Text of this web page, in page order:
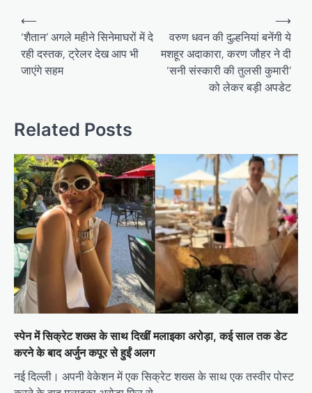
Post
navigation
⟵
‘शैतान’ अगले महीने सिनेमाघरों में दे
रही दस्तक, ट्रेलर देख आप भी
जाएंगे सहम
वरुण धवन की दुल्हनियां बनेंगी ये
मशहूर अदाकारा, करण जौहर ने दी
‘सनी संस्कारी की तुलसी कुमारी’
को लेकर बड़ी अपडेट
⟶
Related Posts
स्पेन में सिक्रेट शख्स के साथ दिखीं मलाइका अरोड़ा, कई साल तक डेट
करने के बाद अर्जुन कपूर से हुईं अलग
नई दिल्ली। अपनी वेकेशन में एक सिक्रेट शख्स के साथ एक तस्वीर पोस्ट